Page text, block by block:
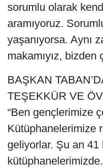
sorumlu olarak
aramıyoruz.
yaşanıyorsa. Aynı
makamıyız, bizden
BAŞKAN
TEŞEKKÜR VE
“Ben gençlerimize
Kütüphanelerimize
geliyorlar. Şu an